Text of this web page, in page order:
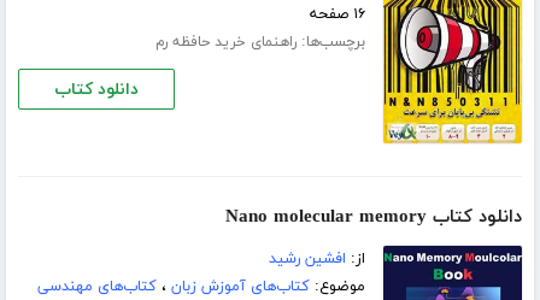
۱۶ صفحه
برچسب‌ها:راهنمای خرید حافظه رم
دانلود کتاب
دانلود کتاب Nano molecular memory
از: افشین رشید
موضوع:کتاب‌های آموزش زبان ،کتاب‌های مهندسی